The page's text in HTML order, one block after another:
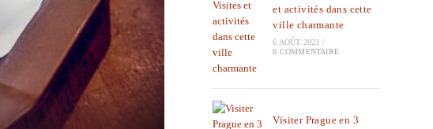
et activités dans cette
ville charmante
6 AOÛT 2023 /
0 COMMENTAIRE
Visiter Prague en 3